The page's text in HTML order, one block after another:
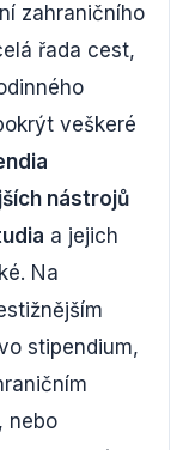
zahraničního
řada cest,
veškeré
nástrojů
a jejich
Na
stipendium,
nebo